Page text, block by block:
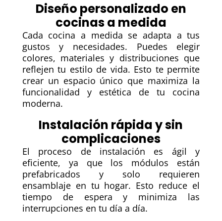
Diseño personalizado en
cocinas a medida
Cada cocina a medida se adapta a tus
gustos y necesidades. Puedes elegir
colores, materiales y distribuciones que
reflejen tu estilo de vida. Esto te permite
crear un espacio único que maximiza la
funcionalidad y estética de tu cocina
moderna.
Instalación rápida y sin
complicaciones
El proceso de instalación es ágil y
eficiente, ya que los módulos están
prefabricados y solo requieren
ensamblaje en tu hogar. Esto reduce el
tiempo de espera y minimiza las
interrupciones en tu día a día.